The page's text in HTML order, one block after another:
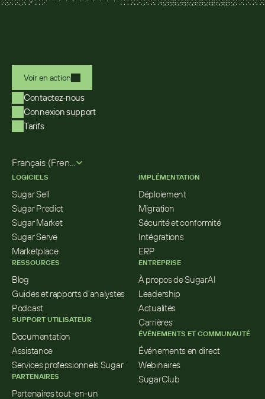
Voir en action
Contactez-nous
Connexion support
Tarifs
Français (French)
LOGICIELS
Sugar Sell
Sugar Predict
Sugar Market
Sugar Serve
Marketplace
RESSOURCES
Blog
Guides et rapports d’analystes
Podcast
SUPPORT UTILISATEUR
Documentation
Assistance
Services professionnels Sugar
PARTENAIRES
Partenaires tout-en-un
IMPLÉMENTATION
Déploiement
Migration
Sécurité et conformité
Intégrations
ERP
ENTREPRISE
À propos de SugarAI
Leadership
Actualités
Carrières
ÉVÉNEMENTS ET COMMUNAUTÉ
Événements en direct
Webinaires
SugarClub